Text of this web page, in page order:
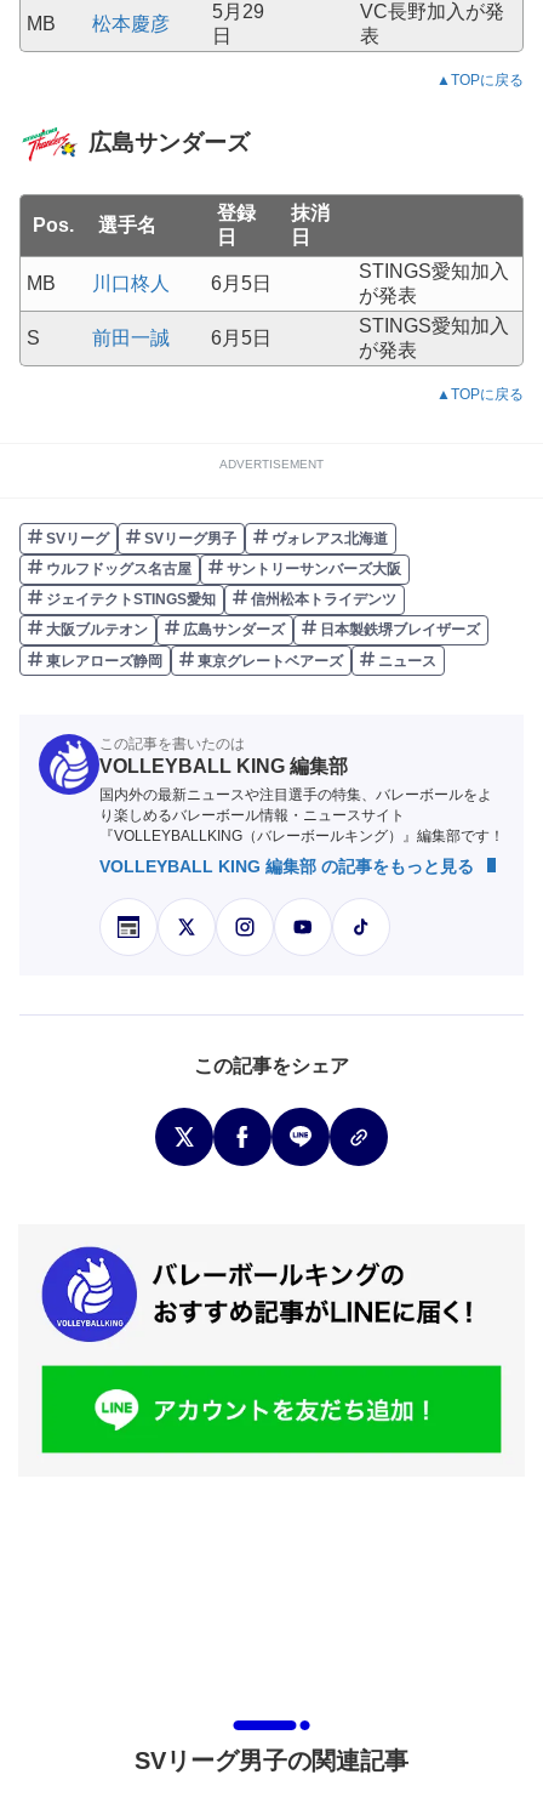
MB 松本慶彦
5月29
日
VC長野加入が発
表
▲TOPに戻る
広島サンダーズ
Pos. 選手名
登録
日
抹消
日
MB 川口柊人 6月5日
STINGS愛知加入
が発表
S 前田一誠 6月5日
STINGS愛知加入
が発表
▲TOPに戻る
ADVERTISEMENT
SVリーグ SVリーグ男子
ヴォレアス北海道
ウルフドッグス名古屋
サントリーサンバーズ大阪
ジェイテクトSTINGS愛知
信州松本トライデンツ
大阪ブルテオン
広島サンダーズ
日本製鉄堺ブレイザーズ
東レアローズ静岡
東京グレートベアーズ ニュース
この記事を書いたのは
VOLLEYBALL KING 編集部
国内外の最新ニュースや注目選手の特集、バレーボールをよ
り楽しめるバレーボール情報・ニュースサイト
『VOLLEYBALLKING（バレーボールキング）』編集部です！
VOLLEYBALL KING 編集部 の記事をもっと見る
この記事をシェア
SVリーグ男子の関連記事